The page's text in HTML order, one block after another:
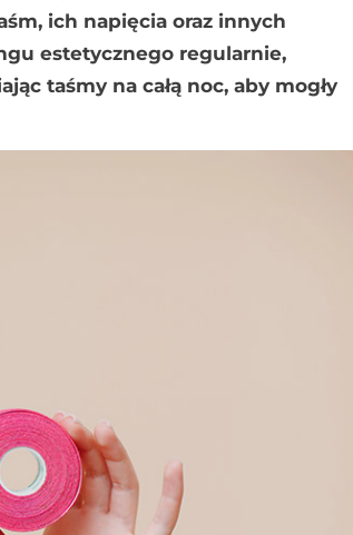
ich napięcia oraz innych
estetycznego regularnie,
taśmy na całą noc, aby mogły